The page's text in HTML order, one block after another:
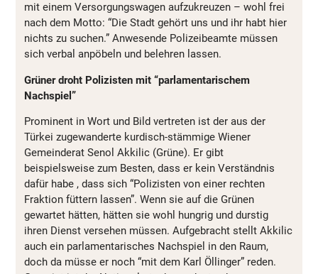
mit einem Versorgungswagen aufzukreuzen – wohl frei
nach dem Motto: “Die Stadt gehört uns und ihr habt hier
nichts zu suchen.” Anwesende Polizeibeamte müssen
sich verbal anpöbeln und belehren lassen.
Grüner droht Polizisten mit “parlamentarischem
Nachspiel”
Prominent in Wort und Bild vertreten ist der aus der
Türkei zugewanderte kurdisch-stämmige Wiener
Gemeinderat Senol Akkilic (Grüne). Er gibt
beispielsweise zum Besten, dass er kein Verständnis
dafür habe , dass sich “Polizisten von einer rechten
Fraktion füttern lassen”. Wenn sie auf die Grünen
gewartet hätten, hätten sie wohl hungrig und durstig
ihren Dienst versehen müssen. Aufgebracht stellt Akkilic
auch ein parlamentarisches Nachspiel in den Raum,
doch da müsse er noch “mit dem Karl Öllinger” reden.